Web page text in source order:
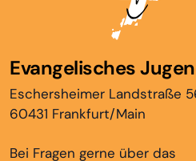
Evangelisches
Eschersheimer Landstraße
60431 Frankfurt/Main
Bei Fragen gerne über das